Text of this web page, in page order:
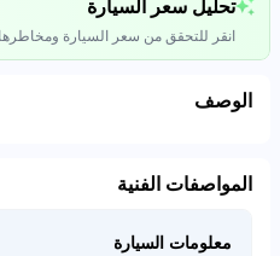
انقر للتحقق من سعر السيارة ومخاطرها
الوصف
المواصفات الفنية
معلومات السيارة